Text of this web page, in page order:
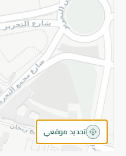
تحديد موقعي
©2026 - Spinneys | جميع الحقوق محفوظة